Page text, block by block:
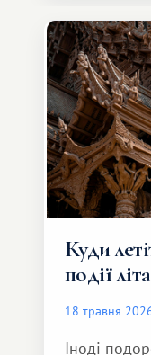
Серед них
який
інший
Куди
події
18 травня
Іноді